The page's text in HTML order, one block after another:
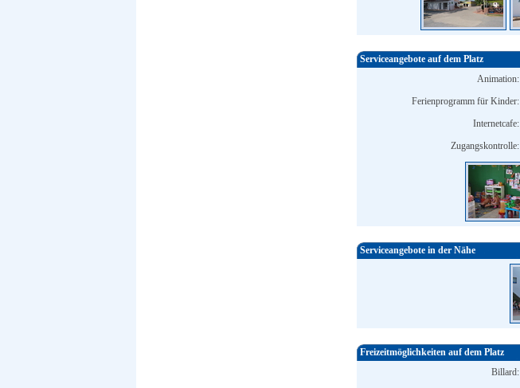
Serviceangebote auf dem Platz
Animation:
Ferienprogramm für Kinder:
Internetcafe:
Zugangskontrolle:
Serviceangebote in der Nähe
Freizeitmöglichkeiten auf dem Platz
Billard: